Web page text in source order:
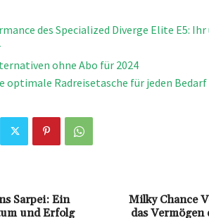
des Specialized Diverge Elite E5:
ohne Abo für 2024
optimale Radreisetasche für jeden Bedarf
Sarpei: Ein
und Erfolg
Milky Chance
das